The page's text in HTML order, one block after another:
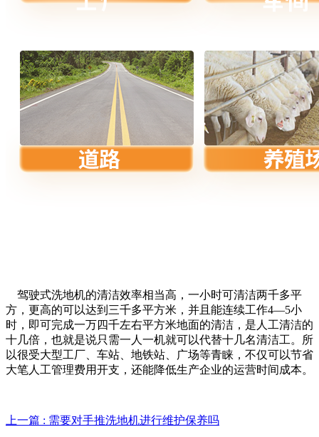
驾驶式洗地机的清洁效率相当高，一小时可清洁两千多平
方，更高的可以达到三千多平方米，并且能连续工作4—5小
时，即可完成一万四千左右平方米地面的清洁，是人工清洁的
十几倍，也就是说只需一人一机就可以代替十几名清洁工。所
以很受大型工厂、车站、地铁站、广场等青睐，不仅可以节省
大笔人工管理费用开支，还能降低生产企业的运营时间成本。
上一篇 : 需要对手推洗地机进行维护保养吗